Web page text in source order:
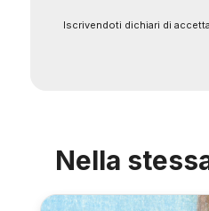
Iscrivendoti dichiari di
Nella